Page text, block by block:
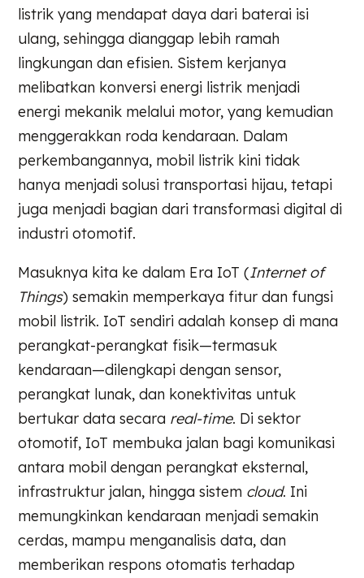
listrik yang mendapat daya dari baterai isi
ulang, sehingga dianggap lebih ramah
lingkungan dan efisien. Sistem kerjanya
melibatkan konversi energi listrik menjadi
energi mekanik melalui motor, yang kemudian
menggerakkan roda kendaraan. Dalam
perkembangannya, mobil listrik kini tidak
hanya menjadi solusi transportasi hijau, tetapi
juga menjadi bagian dari transformasi digital di
industri otomotif.
Masuknya kita ke dalam Era IoT (Internet of
Things) semakin memperkaya fitur dan fungsi
mobil listrik. IoT sendiri adalah konsep di mana
perangkat-perangkat fisik—termasuk
kendaraan—dilengkapi dengan sensor,
perangkat lunak, dan konektivitas untuk
bertukar data secara real-time. Di sektor
otomotif, IoT membuka jalan bagi komunikasi
antara mobil dengan perangkat eksternal,
infrastruktur jalan, hingga sistem cloud. Ini
memungkinkan kendaraan menjadi semakin
cerdas, mampu menganalisis data, dan
memberikan respons otomatis terhadap